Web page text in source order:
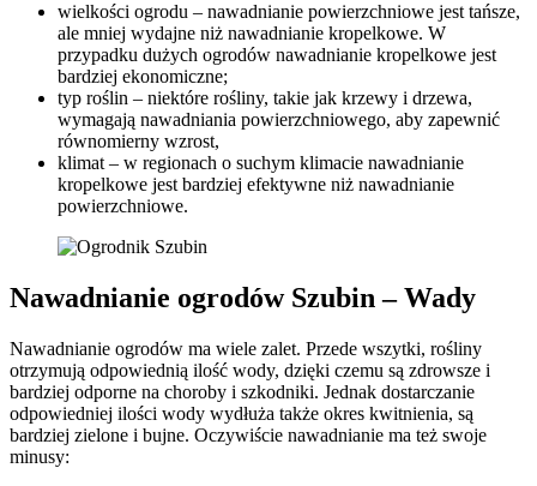
wielkości ogrodu – nawadnianie powierzchniowe jest tańsze,
ale mniej wydajne niż nawadnianie kropelkowe. W
przypadku dużych ogrodów nawadnianie kropelkowe jest
bardziej ekonomiczne;
typ roślin – niektóre rośliny, takie jak krzewy i drzewa,
wymagają nawadniania powierzchniowego, aby zapewnić
równomierny wzrost,
klimat – w regionach o suchym klimacie nawadnianie
kropelkowe jest bardziej efektywne niż nawadnianie
powierzchniowe.
Nawadnianie ogrodów Szubin – Wady
Nawadnianie ogrodów ma wiele zalet. Przede wszytki, rośliny
otrzymują odpowiednią ilość wody, dzięki czemu są zdrowsze i
bardziej odporne na choroby i szkodniki. Jednak dostarczanie
odpowiedniej ilości wody wydłuża także okres kwitnienia, są
bardziej zielone i bujne. Oczywiście nawadnianie ma też swoje
minusy: